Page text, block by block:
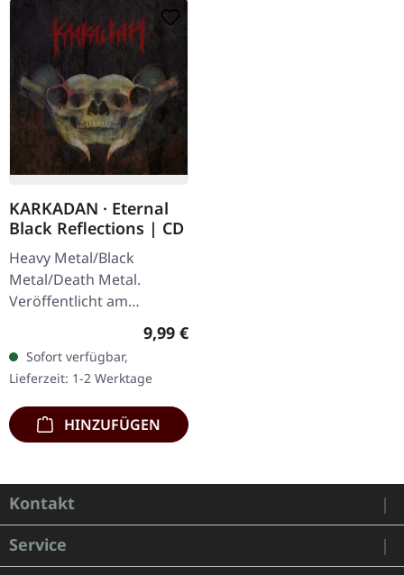
KARKADAN · Eternal
Black Reflections | CD
Heavy Metal/Black
Metal/Death Metal.
Veröffentlicht am
19.01.2002, auf Supreme
Chaos Records. CD im
Jewelcase. Neuauflage mit
neuem Artwork,…
Regulärer Preis:
9,99 €
Sofort verfügbar,
Lieferzeit: 1-2 Werktage
HINZUFÜGEN
Kontakt
Service